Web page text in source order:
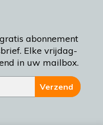
abonnement
Elke vrijdag-
in uw mailbox.
Verzend